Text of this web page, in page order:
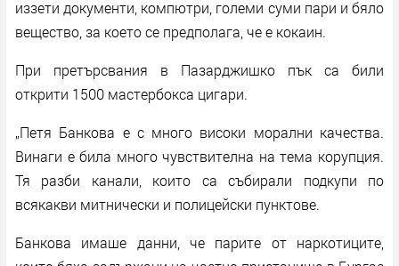
иззети документи, компютри, големи суми пари и бяло
вещество, за което се предполага, че е кокаин.
При претърсвания в Пазарджишко пък са били
открити 1500 мастербокса цигари.
„Петя Банкова е с много високи морални качества.
Винаги е била много чувствителна на тема корупция.
Тя разби канали, които са събирали подкупи по
всякакви митнически и полицейски пунктове.
Банкова имаше данни, че парите от наркотиците,